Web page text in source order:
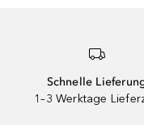
Schnelle
1–3 Werktage